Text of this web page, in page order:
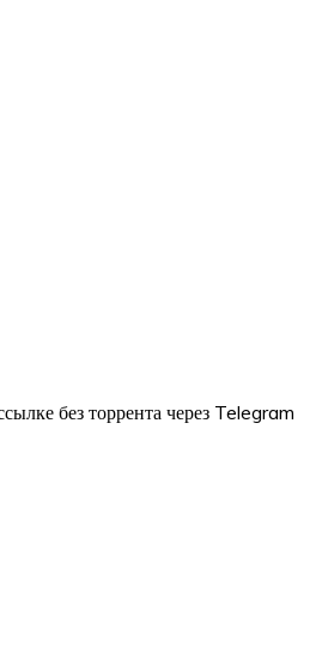
без торрента через Telegram